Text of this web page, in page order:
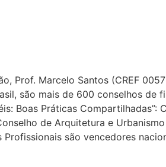
Prof. Marcelo Santos (CREF
são mais de 600 conselhos de
Boas Práticas Compartilhadas”:
de Arquitetura e
são vencedores